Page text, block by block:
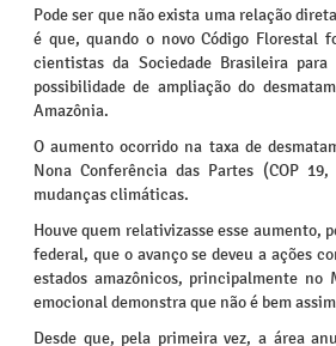
Pode ser que não exista uma relação
é que, quando o novo Código Florestal
cientistas da Sociedade Brasileira
possibilidade de ampliação do
Amazônia.
O aumento ocorrido na taxa de
Nona Conferência das Partes (COP
mudanças climáticas.
Houve quem relativizasse esse aumento,
federal, que o avanço se deveu a ações
estados amazônicos, principalmente no
emocional demonstra que não é bem
Desde que, pela primeira vez, a área